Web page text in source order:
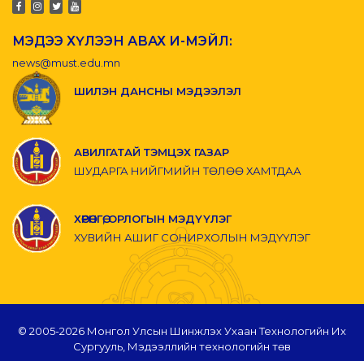
МЭДЭЭ ХҮЛЭЭН АВАХ И-МЭЙЛ:
news@must.edu.mn
ШИЛЭН ДАНСНЫ МЭДЭЭЛЭЛ
АВИЛГАТАЙ ТЭМЦЭХ ГАЗАР
ШУДАРГА НИЙГМИЙН ТӨЛӨӨ ХАМТДАА
ХӨРӨНГӨ, ОРЛОГЫН МЭДҮҮЛЭГ
ХУВИЙН АШИГ СОНИРХОЛЫН МЭДҮҮЛЭГ
© 2005-2026 Монгол Улсын Шинжлэх Ухаан Технологийн Их
Сургууль, Мэдээллийн технологийн төв